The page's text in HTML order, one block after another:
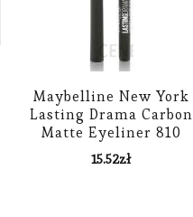
Maybelline New York
Lasting Drama Carbon
Matte Eyeliner 810
Iron Grey 0.31 g
15.52zł